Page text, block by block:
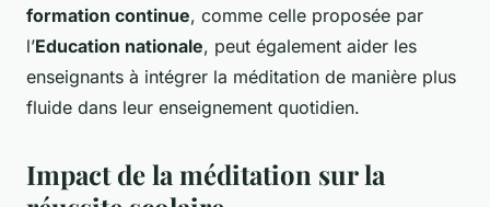
formation continue, comme celle proposée par
l’Education nationale, peut également aider les
enseignants à intégrer la méditation de manière plus
fluide dans leur enseignement quotidien.
Impact de la méditation sur la